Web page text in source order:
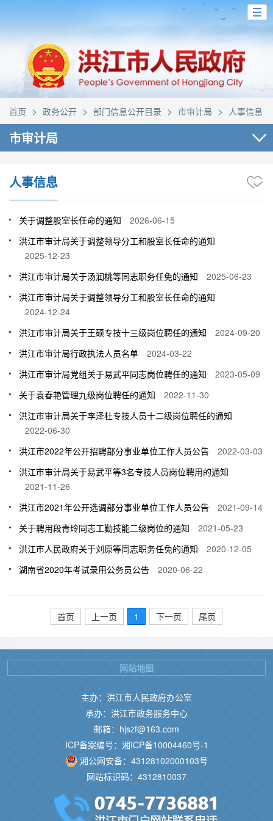
首页 > 政务公开 > 部门信息公开目录 > 市审计局 > 人事信息
市审计局
人事信息
关于调整股室长任命的通知
2026-06-15
洪江市审计局关于调整领导分工和股室长任命的通知
2025-12-23
洪江市审计局关于汤润桃等同志职务任免的通知
2025-06-23
洪江市审计局关于调整领导分工和股室长任命的通知
2024-12-24
洪江市审计局关于王硕专技十三级岗位聘任的通知
2024-09-20
洪江市审计局行政执法人员名单
2024-03-22
洪江市审计局党组关于易武平同志岗位聘任的通知
2023-05-09
关于袁春艳管理九级岗位聘任的通知
2022-11-30
洪江市审计局关于李泽杜专技人员十二级岗位聘任的通知
2022-06-30
洪江市2022年公开招聘部分事业单位工作人员公告
2022-03-03
洪江市审计局关于易武平等3名专技人员岗位聘用的通知
2021-11-26
洪江市2021年公开选调部分事业单位工作人员公告
2021-09-14
关于聘用段青玲同志工勤技能二级岗位的通知
2021-05-23
洪江市人民政府关于刘原等同志职务任免的通知
2020-12-05
湖南省2020年考试录用公务员公告
2020-06-22
首页 上一页 1 下一页 尾页
主办：洪江市人民政府办公室
承办：洪江市政务服务中心
邮箱：hjszf@163.com
ICP备案编号：湘ICP备10004460号-1
湘公网安备：43128102000103号
网站标识码：4312810037
网站地图